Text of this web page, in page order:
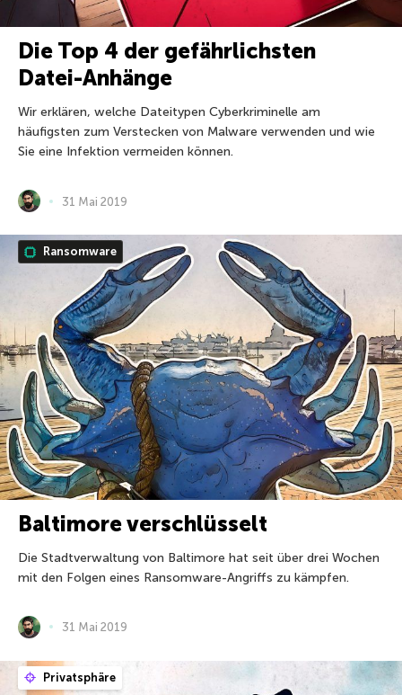
Die Top 4 der gefährlichsten
Datei-Anhänge
Wir erklären, welche Dateitypen Cyberkriminelle am
häufigsten zum Verstecken von Malware verwenden und wie
Sie eine Infektion vermeiden können.
31 Mai 2019
Ransomware
Baltimore verschlüsselt
Die Stadtverwaltung von Baltimore hat seit über drei Wochen
mit den Folgen eines Ransomware-Angriffs zu kämpfen.
31 Mai 2019
Privatsphäre